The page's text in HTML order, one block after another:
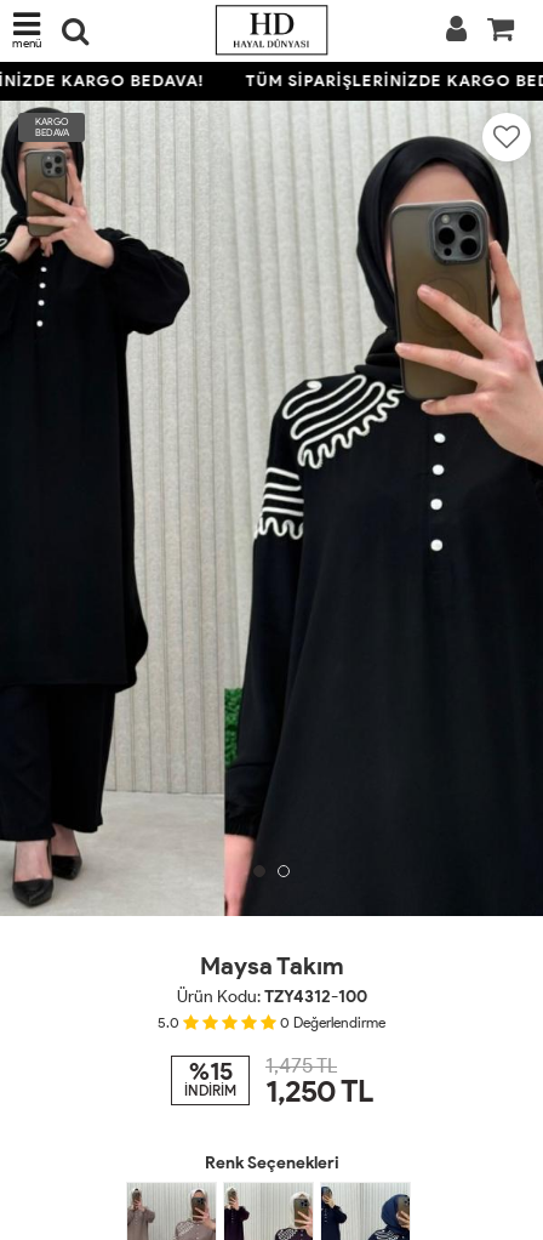
menü
KARGO BEDAVA! TÜM SİPARİŞLERİNİZDE KARGO
KARGO
BEDAVA
Maysa Takım
Ürün Kodu:TZY4312-100
5.0 0 Değerlendirme
%15
İNDİRİM
1,475 TL
1,250TL
Renk Seçenekleri